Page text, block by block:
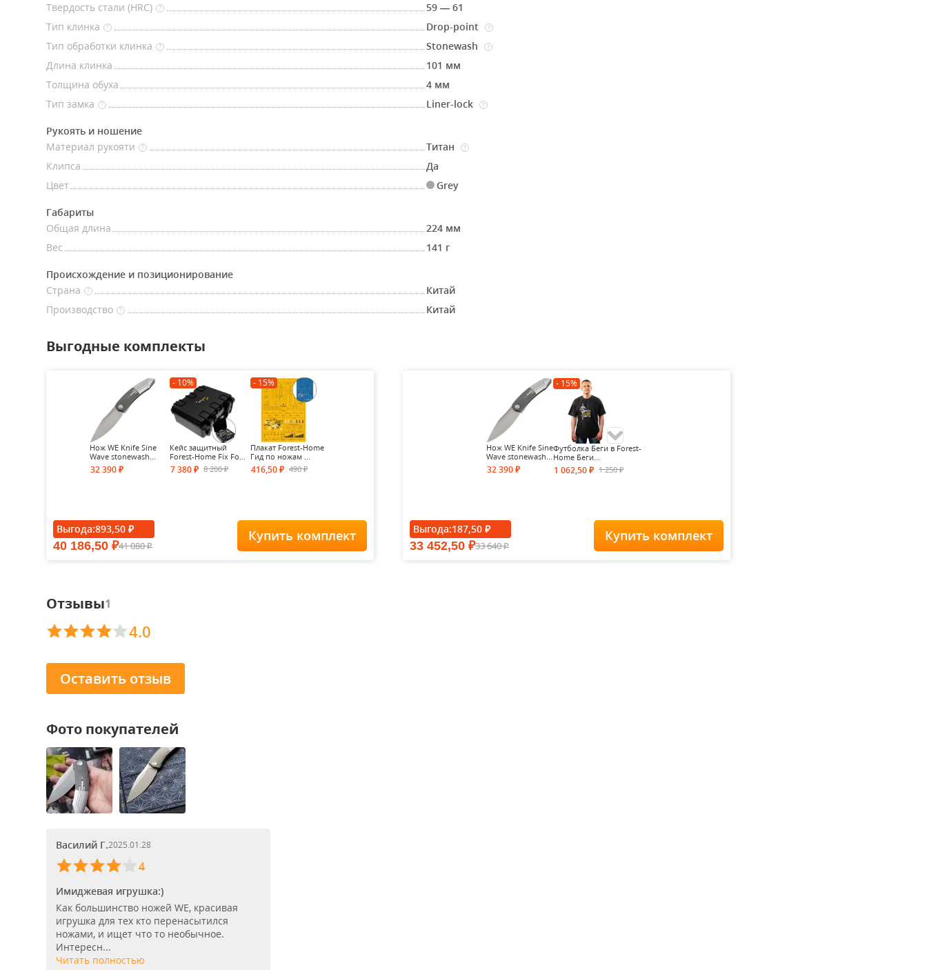
Твердость стали (HRC) ?
59 — 61
Тип клинка
? Drop-point ?
Тип обработки клинка ? Stonewash ?
Длина клинка
101 мм
Толщина обуха
4 мм
Тип замка
? Liner-lock ?
Рукоять и ношение
Материал рукояти
? Титан ?
Клипса
Да
Цвет
Grey
Габариты
Общая длина
224 мм
Вес
141 г
Происхождение и позиционирование
Страна
?
Китай
Производство
? Китай
Выгодные комплекты
Нож WE Knife Sine
Wave stonewash...
32 390 ₽
- 10%
Кейс защитный
Forest-Home Fix Fo...
7 380₽ 8 200₽
- 15%
Плакат Forest-Home
Гид по ножам ...
416,50 ₽ 490₽
Выгода:893,50 ₽
40 186,50 ₽41 080₽
Купить комплект
Нож WE Knife Sine
Wave stonewash...
32 390 ₽
- 15%
Футболка Беги в Forest-
Home Беги...
1 062,50 ₽ 1 250₽
Футболка Forest-Home Staff
Выгода:187,50 ₽
33 452,50 ₽33 640₽
Купить комплект
Отзывы1
4.0
Оставить отзыв
Фото покупателей
Василий Г.2025.01.28
4
Имиджевая игрушка:)
Как большинство ножей WE, красивая
игрушка для тех кто перенасытился
ножами, и ищет что то необычное.
Интересн...
Читать полностью